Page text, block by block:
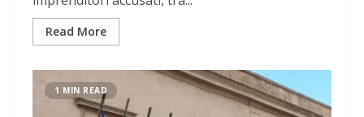
Read More
1 MIN READ